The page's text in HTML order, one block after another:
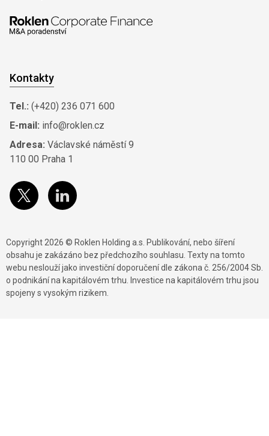
Kontakty
Tel.: (+420) 236 071 600
E-mail: info@roklen.cz
Adresa: Václavské náměstí 9
110 00 Praha 1
Copyright 2026 © Roklen Holding a.s. Publikování, nebo šíření
obsahu je zakázáno bez předchozího souhlasu. Texty na tomto
webu neslouží jako investiční doporučení dle zákona č. 256/2004 Sb.
o podnikání na kapitálovém trhu. Investice na kapitálovém trhu jsou
spojeny s vysokým rizikem.